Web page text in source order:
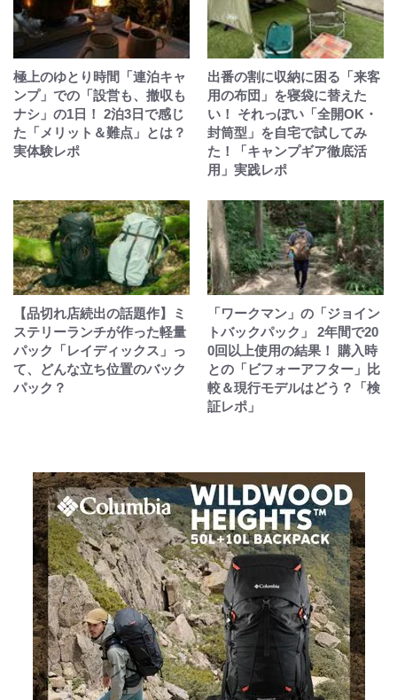
極上のゆとり時間「連泊キャ
ンプ」での「設営も、撤収も
ナシ」の1日！ 2泊3日で感じ
た「メリット＆難点」とは？
実体験レポ
出番の割に収納に困る「来客
用の布団」を寝袋に替えた
い！ それっぽい「全開OK・
封筒型」を自宅で試してみ
た！「キャンプギア徹底活
用」実践レポ
【品切れ店続出の話題作】ミ
ステリーランチが作った軽量
パック「レイディックス」っ
て、どんな立ち位置のバック
パック？
「ワークマン」の「ジョイン
トバックパック」 2年間で20
0回以上使用の結果！ 購入時
との「ビフォーアフター」比
較＆現行モデルはどう？「検
証レポ」